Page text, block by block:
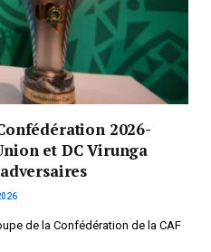
2026-
et DC Virunga
de la Confédération de la CAF